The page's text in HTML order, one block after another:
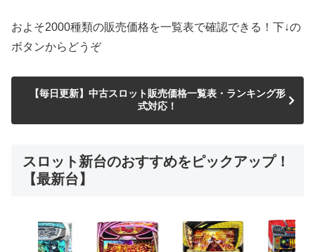
およそ2000種類の販売価格を一覧表で確認できる！下↓の
ボタンからどうぞ
【毎日更新】中古スロット販売価格一覧表・ランキング形
式対応！
スロット新台のおすすめをピックアップ！
【最新台】